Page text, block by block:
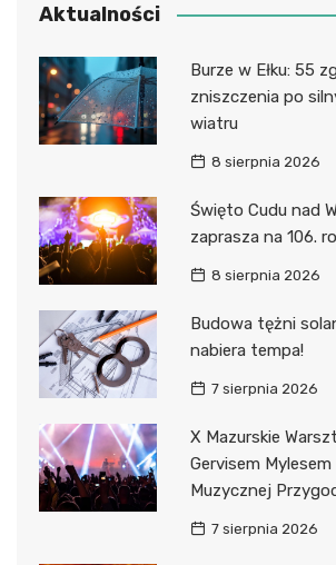
Aktualności
Burze w Ełku: 55
zniszczenia po
wiatru
8 sierpnia 2026
Święto Cudu nad
zaprasza na 106.
8 sierpnia 2026
Budowa tężni
nabiera tempa!
7 sierpnia 2026
X Mazurskie
Gervisem Mylesem
Muzycznej
7 sierpnia 2026